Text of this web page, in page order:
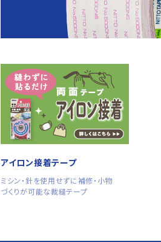
アイロン接着テープ
ミシン・針を使用せずに補修・小物
づくりが可能な裁縫テープ